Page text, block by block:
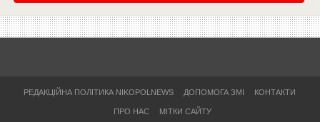
РЕДАКЦІЙНА ПОЛІТИКА NIKOPOLNEWS ДОПОМОГА ЗМІ КОНТАКТИ
ПРО НАС МІТКИ САЙТУ